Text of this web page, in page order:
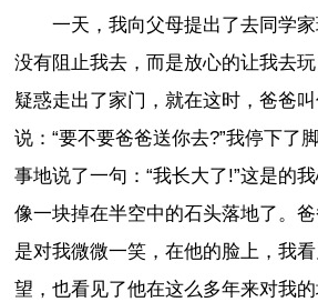
一天，我向父母提出了去同学
没有阻止我去，而是放心的让我去
疑惑走出了家门，就在这时，爸爸
说：“要不要爸爸送你去?”我停下了
事地说了一句：“我长大了!”这是的
像一块掉在半空中的石头落地了。
是对我微微一笑，在他的脸上，我
望，也看见了他在这么多年来对我